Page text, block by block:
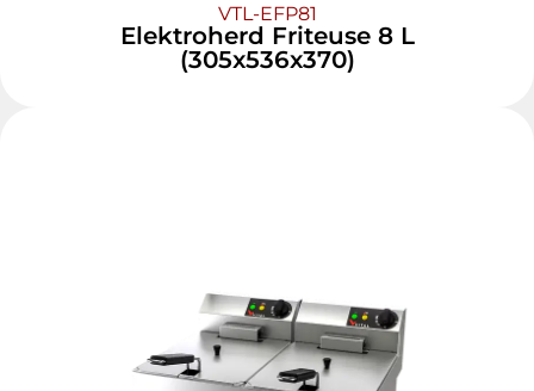
VTL-EFP81
Elektroherd Friteuse 8 L
(305x536x370)